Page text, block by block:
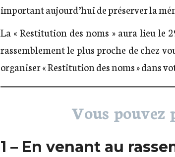
important aujourd’hui de préserver la
La « Restitution des noms » aura lieu le
rassemblement le plus proche de chez
organiser « Restitution des noms » dans
Vous
1 – En venant au